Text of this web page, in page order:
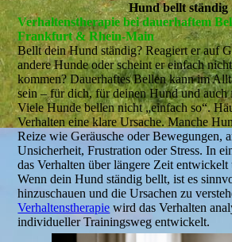
Hund bellt ständig
Verhaltenstherapie bei dauerhaftem
Frankfurt & Rhein-Main
Bellt dein Hund ständig? Reagiert er auf
andere Hunde oder scheint er einfach
kommen? Dauerhaftes Bellen kann im
sein – für dich, für deinen Hund und
Viele Hunde bellen nicht „einfach so“.
Verhalten eine klare Ursache. Manche
Reize wie Geräusche oder Bewegungen,
Unsicherheit, Frustration oder Stress. In
das Verhalten über längere Zeit entwickelt
Wenn dein Hund ständig bellt, ist es
hinzuschauen und die Ursachen zu
Verhaltenstherapie wird das Verhalten
individueller Trainingsweg entwickelt.